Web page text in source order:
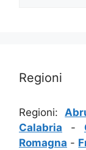
Regioni
Regioni:
Calabria -
Romagna -